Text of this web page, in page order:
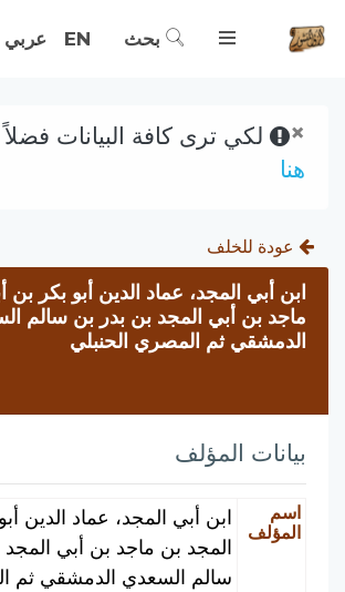
بحث EN عربي
× لكي ترى كافة البيانات
هنا
عودة للخلف
ابن أبي المجد، عماد الدين أبو بكر بن
ماجد بن أبي المجد بن بدر بن سالم
الدمشقي ثم المصري الحنبلي
بيانات المؤلف
اسم
المؤلف
ابن أبي المجد، عماد الدين
المجد بن ماجد بن أبي
سالم السعدي الدمشقي ثم